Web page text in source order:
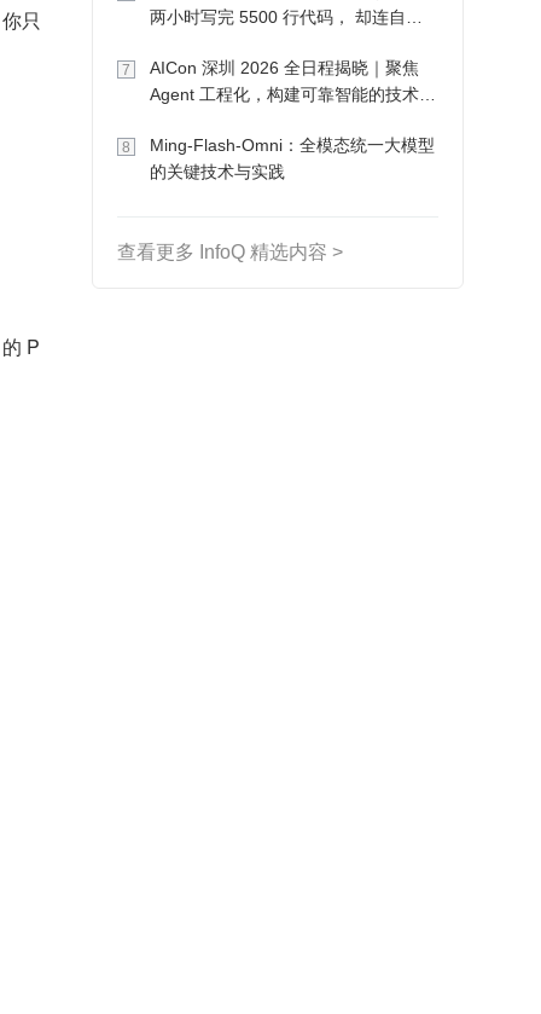
只
P
两小时写完 5500 行代码， 却连自己
7
AICon 深圳 2026 全日程揭晓｜聚焦
Agent 工程化，构建可靠智能的技术路
8
Ming-Flash-Omni：全模态统一大模型
的关键技术与实践
查看更多 InfoQ 精选内容 >